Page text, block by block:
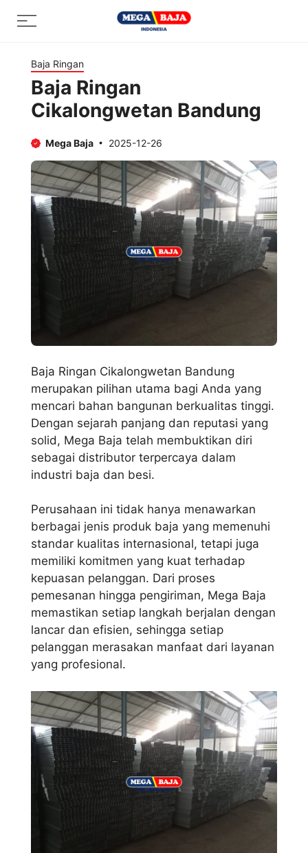
Menu
Baja Ringan
Baja Ringan
Cikalongwetan Bandung
Mega Baja 2025-12-26
Baja Ringan Cikalongwetan Bandung
merupakan pilihan utama bagi Anda yang
mencari bahan bangunan berkualitas tinggi.
Dengan sejarah panjang dan reputasi yang
solid, Mega Baja telah membuktikan diri
sebagai distributor terpercaya dalam
industri baja dan besi.
Perusahaan ini tidak hanya menawarkan
berbagai jenis produk baja yang memenuhi
standar kualitas internasional, tetapi juga
memiliki komitmen yang kuat terhadap
kepuasan pelanggan. Dari proses
pemesanan hingga pengiriman, Mega Baja
memastikan setiap langkah berjalan dengan
lancar dan efisien, sehingga setiap
pelanggan merasakan manfaat dari layanan
yang profesional.